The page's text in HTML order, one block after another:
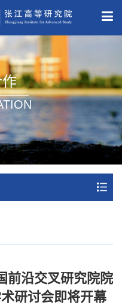
前沿交叉研究院院
研讨会即将开幕